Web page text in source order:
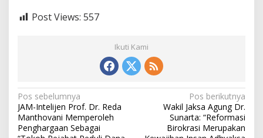
Post Views: 557
Ikuti Kami
N
a
v
Pos sebelumnya
JAM-Intelijen Prof. Dr. Reda
Manthovani Memperoleh
Penghargaan Sebagai
Pos berikutnya
Wakil Jaksa Agung Dr.
Sunarta: “Reformasi
Birokrasi Merupakan